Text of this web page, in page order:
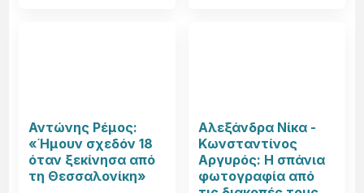
Αντώνης Ρέμος:
«Ήμουν σχεδόν 18
όταν ξεκίνησα από
τη Θεσσαλονίκη»
Αλεξάνδρα Νίκα -
Κωνσταντίνος
Αργυρός: Η σπάνια
φωτογραφία από